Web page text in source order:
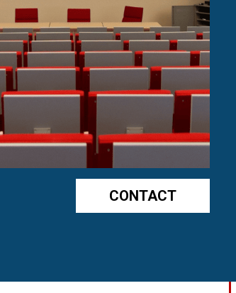
CONTACT